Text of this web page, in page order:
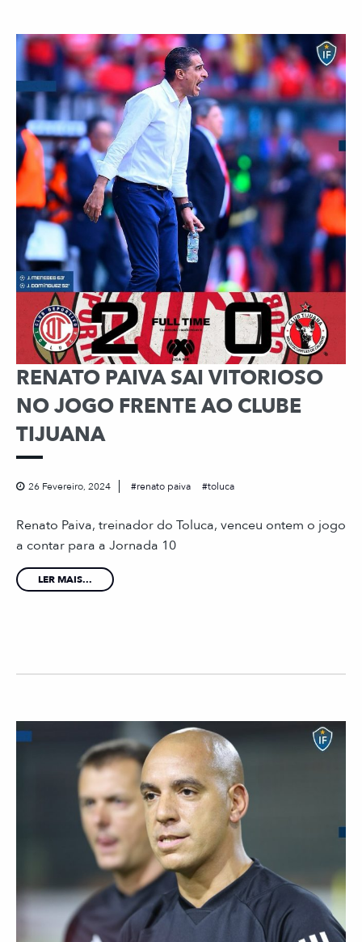
RENATO PAIVA SAI VITORIOSO
NO JOGO FRENTE AO CLUBE
TIJUANA
26 Fevereiro, 2024 renato paiva toluca
Renato Paiva, treinador do Toluca, venceu ontem o jogo
a contar para a Jornada 10
LER MAIS...